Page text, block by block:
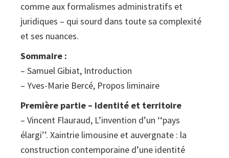
comme aux formalismes administratifs et
juridiques – qui sourd dans toute sa complexité
et ses nuances.
Sommaire :
– Samuel Gibiat, Introduction
– Yves-Marie Bercé, Propos liminaire
Première partie – Identité et territoire
– Vincent Flauraud, L’invention d’un ‘‘pays
élargi’’. Xaintrie limousine et auvergnate : la
construction contemporaine d’une identité